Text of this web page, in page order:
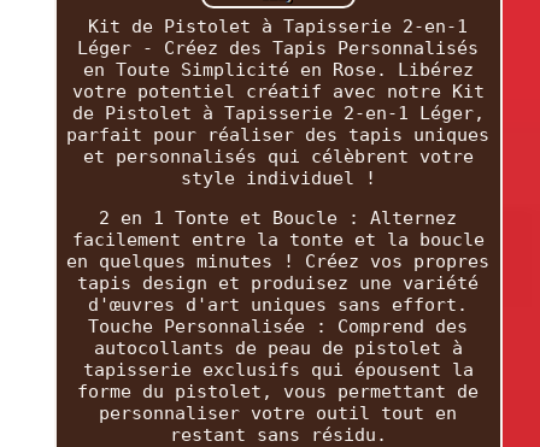
Kit de Pistolet à Tapisserie 2-en-1
Léger - Créez des Tapis Personnalisés
en Toute Simplicité en Rose. Libérez
votre potentiel créatif avec notre Kit
de Pistolet à Tapisserie 2-en-1 Léger,
parfait pour réaliser des tapis uniques
et personnalisés qui célèbrent votre
style individuel !
2 en 1 Tonte et Boucle : Alternez
facilement entre la tonte et la boucle
en quelques minutes ! Créez vos propres
tapis design et produisez une variété
d'œuvres d'art uniques sans effort.
Touche Personnalisée : Comprend des
autocollants de peau de pistolet à
tapisserie exclusifs qui épousent la
forme du pistolet, vous permettant de
personnaliser votre outil tout en
restant sans résidu.